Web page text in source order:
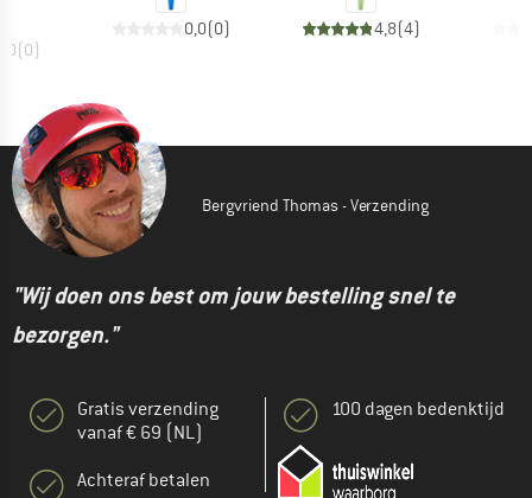
(0)
0,0(0) 4,8(4)
Bergvriend Thomas - Verzending
"Wij doen ons best om jouw bestelling snel te
bezorgen."
Gratis verzending
vanaf € 69 (NL)
Achteraf betalen
100 dagen bedenktijd